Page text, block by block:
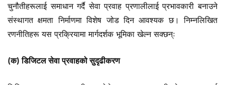
चुनौतीहरूलाई समाधान गर्दै सेवा प्रवाह प्रणालीलाई प्रभावकारी बनाउने
संस्थागत क्षमता निर्माणमा विशेष जोड दिन आवश्यक छ। निम्नलिखित
रणनीतिहरू यस प्रक्रियामा मार्गदर्शक भूमिका खेल्न सक्छन्ः
(क) डिजिटल सेवा प्रवाहको सुदृढीकरण